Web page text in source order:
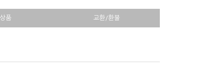
품 교환/환불